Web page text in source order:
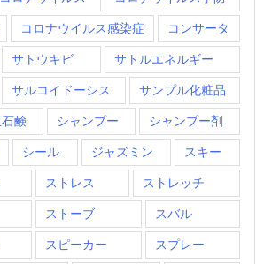
コロナウイルス感染症 コンサータ
サトウキビ サトルエネルギー
サルコイドーシス サンプル化粧品
鹸 シャンプー シャンプー剤
シール ジャズミン スキー
ストレス ストレッチ
ストーブ スバル
スピーカー スプレー